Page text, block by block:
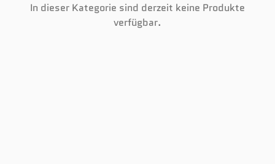
In dieser Kategorie sind derzeit keine Produkte
verfügbar.